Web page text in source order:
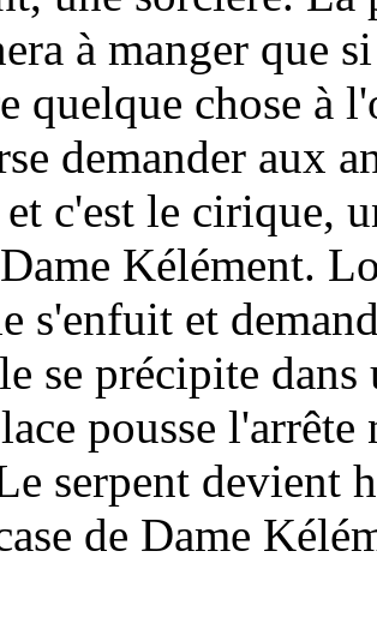
à manger que
quelque chose à
demander aux
et c'est le cirique,
Kélément.
s'enfuit et
se précipite
pousse
serpent devient
de Dame